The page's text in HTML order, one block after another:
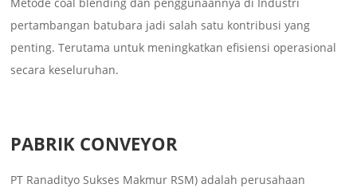
pertambangan batubara jadi salah satu kontribusi yang
penting. Terutama untuk meningkatkan efisiensi operasional
secara keseluruhan.
PABRIK CONVEYOR
PT Ranadityo Sukses Makmur RSM) adalah perusahaan